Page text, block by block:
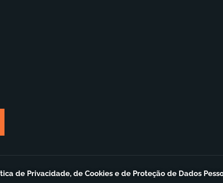
de Privacidade, de Cookies e de Proteção de Dados